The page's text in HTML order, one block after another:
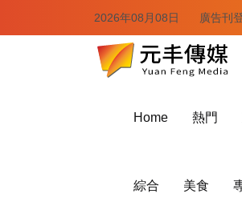
2026年08月08日 廣告刊
Home 熱門
綜合 美食